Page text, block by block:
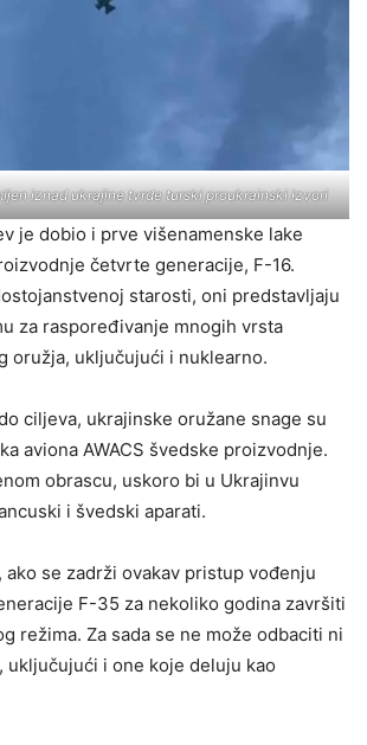
iznad ukrajine tvrde turski proukrainski izvori
je dobio i prve višenamenske lake
četvrte generacije, F-16.
starosti, oni predstavljaju
za raspoređivanje mnogih vrsta
oružja, uključujući i nuklearno.
ciljeva, ukrajinske oružane snage su
aviona AWACS švedske proizvodnje.
obrascu, uskoro bi u Ukrajinvu
i švedski aparati.
ako se zadrži ovakav pristup vođenju
F-35 za nekoliko godina završiti
režima. Za sada se ne može odbaciti ni
uključujući i one koje deluju kao